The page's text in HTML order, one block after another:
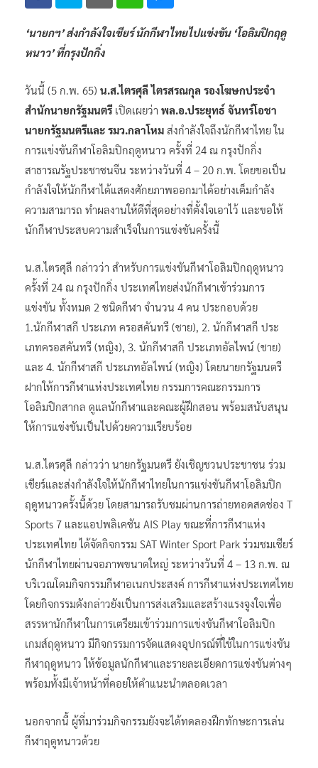
‘นายกฯ’ ส่งกำลังใจเชียร์ นักกีฬาไทยไปแข่งขัน ‘โอลิมปิกฤดู
หนาว’ ที่กรุงปักกิ่ง
วันนี้ (5 ก.พ. 65) น.ส.ไตรศุลี ไตรสรณกุล รองโฆษกประจำ
สำนักนายกรัฐมนตรี เปิดเผยว่า พล.อ.ประยุทธ์ จันทร์โอชา
นายกรัฐมนตรีและ รมว.กลาโหม ส่งกำลังใจถึงนักกีฬาไทย ใน
การแข่งขันกีฬาโอลิมปิกฤดูหนาว ครั้งที่ 24 ณ กรุงปักกิ่ง
สาธารณรัฐประชาชนจีน ระหว่างวันที่ 4 – 20 ก.พ. โดยขอเป็น
กำลังใจให้นักกีฬาได้แสดงศักยภาพออกมาได้อย่างเต็มกำลัง
ความสามารถ ทำผลงานให้ดีที่สุดอย่างที่ตั้งใจเอาไว้ และขอให้
นักกีฬาประสบความสำเร็จในการแข่งขันครั้งนี้
น.ส.ไตรศุลี กล่าวว่า สำหรับการแข่งขันกีฬาโอลิมปิกฤดูหนาว
ครั้งที่ 24 ณ กรุงปักกิ่ง ประเทศไทยส่งนักกีฬาเข้าร่วมการ
แข่งขัน ทั้งหมด 2 ชนิดกีฬา จำนวน 4 คน ประกอบด้วย
1.นักกีฬาสกี ประเภท ครอสคันทรี (ชาย), 2. นักกีฬาสกี ประ
เภทครอสคันทรี (หญิง), 3. นักกีฬาสกี ประเภทอัลไพน์ (ชาย)
และ 4. นักกีฬาสกี ประเภทอัลไพน์ (หญิง) โดยนายกรัฐมนตรี
ฝากให้การกีฬาแห่งประเทศไทย กรรมการคณะกรรมการ
โอลิมปิกสากล ดูแลนักกีฬาและคณะผู้ฝึกสอน พร้อมสนับสนุน
ให้การแข่งขันเป็นไปด้วยความเรียบร้อย
น.ส.ไตรศุลี กล่าวว่า นายกรัฐมนตรี ยังเชิญชวนประชาชน ร่วม
เชียร์และส่งกำลังใจให้นักกีฬาไทยในการแข่งขันกีฬาโอลิมปิก
ฤดูหนาวครั้งนี้ด้วย โดยสามารถรับชมผ่านการถ่ายทอดสดช่อง T
Sports 7 และแอปพลิเคชัน AIS Play ขณะที่การกีฬาแห่ง
ประเทศไทย ได้จัดกิจกรรม SAT Winter Sport Park ร่วมชมเชียร์
นักกีฬาไทยผ่านจอภาพขนาดใหญ่ ระหว่างวันที่ 4 – 13 ก.พ. ณ
บริเวณโดมกิจกรรมกีฬาอเนกประสงค์ การกีฬาแห่งประเทศไทย
โดยกิจกรรมดังกล่าวยังเป็นการส่งเสริมและสร้างแรงจูงใจเพื่อ
สรรหานักกีฬาในการเตรียมเข้าร่วมการแข่งขันกีฬาโอลิมปิก
เกมส์ฤดูหนาว มีกิจกรรมการจัดแสดงอุปกรณ์ที่ใช้ในการแข่งขัน
กีฬาฤดูหนาว ให้ข้อมูลนักกีฬาและรายละเอียดการแข่งขันต่างๆ
พร้อมทั้งมีเจ้าหน้าที่คอยให้คำแนะนำตลอดเวลา
นอกจากนี้ ผู้ที่มาร่วมกิจกรรมยังจะได้ทดลองฝึกทักษะการเล่น
กีฬาฤดูหนาวด้วย